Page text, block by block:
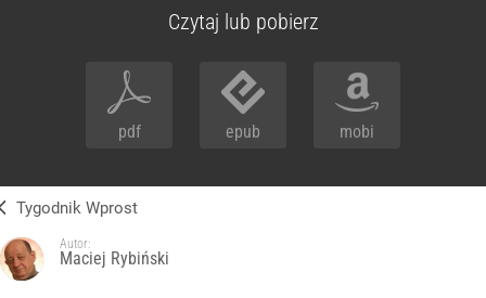
Czytaj lub pobierz
pdf epub mobi
Tygodnik Wprost
Autor:
Maciej Rybiński